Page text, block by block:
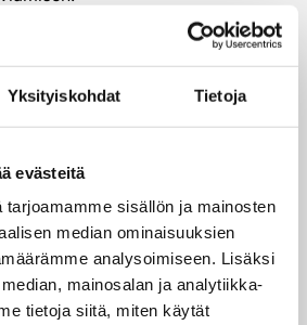
Yksityiskohdat Tietoja
evästeitä
tarjoamamme sisällön ja mainosten
median ominaisuuksien
analysoimiseen. Lisäksi
mainosalan ja analytiikka-
tietoja siitä, miten käytät
homeen
on avainasemassa homeen
kestävien ja hengittävien
voi ehkäistä kosteusongelmia jo
Tämä vähentää merkittävästi
koko elinkaaren aikana.